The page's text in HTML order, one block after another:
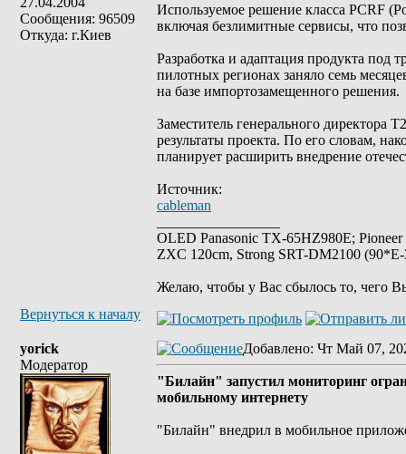
Сообщения: 96509
Откуда: г.Киев
Используемое решение класса PCRF
включая безлимитные сервисы, что
Разработка и адаптация продукта под
пилотных регионах заняло семь
на базе импортозамещенного решения.
Заместитель генерального директора
результаты проекта. По его словам,
планирует расширить внедрение
Источник:
cableman
OLED Panasonic TX-65HZ980E;
ZXC 120cm, Strong SRT-DM2100
Желаю, чтобы у Вас сбылось то, чего
Вернуться к началу
yorick
Модератор
Добавлено: Чт Май 07,
"Билайн" запустил мониторинг
мобильному интернету
"Билайн" внедрил в мобильное